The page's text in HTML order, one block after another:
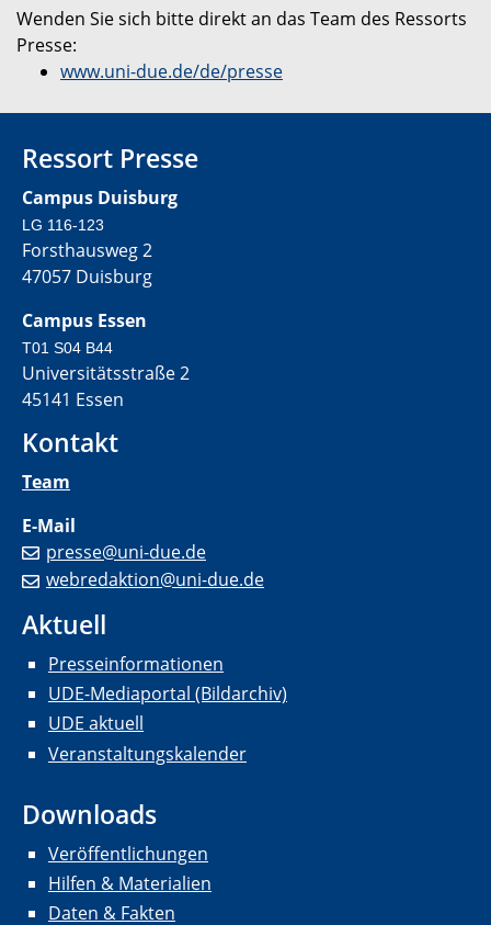
Wenden Sie sich bitte direkt an das Team des Ressorts
Presse:
www.uni-due.de/de/presse
Ressort Presse
Campus Duisburg
LG 116-123
Forsthausweg 2
47057 Duisburg
Campus Essen
T01 S04 B44
Universitätsstraße 2
45141 Essen
Kontakt
Team
E-Mail
presse@uni-due.de
webredaktion@uni-due.de
Aktuell
Presseinformationen
UDE-Mediaportal (Bildarchiv)
UDE aktuell
Veranstaltungskalender
Downloads
Veröffentlichungen
Hilfen & Materialien
Daten & Fakten